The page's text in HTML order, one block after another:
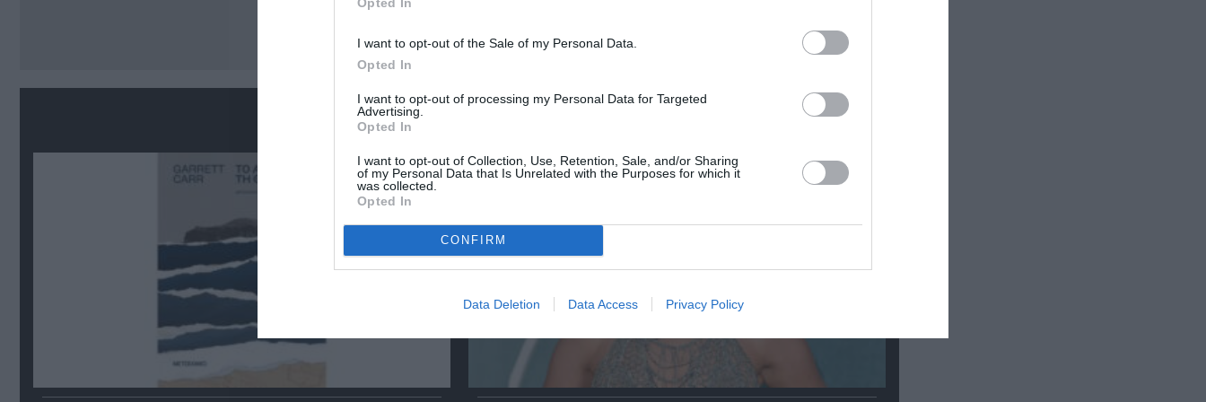
I want to opt-out of the Sale of my Personal Data.
Opted In
I want to opt-out of processing my Personal Data for Targeted
Advertising.
Opted In
I want to opt-out of Collection, Use, Retention, Sale, and/or Sharing
of my Personal Data that Is Unrelated with the Purposes for which it
was collected.
Opted In
CONFIRM
Data Deletion Data Access Privacy Policy
Ακολουθήστε το Culturenow.gr
Σχετικά Άρθρα